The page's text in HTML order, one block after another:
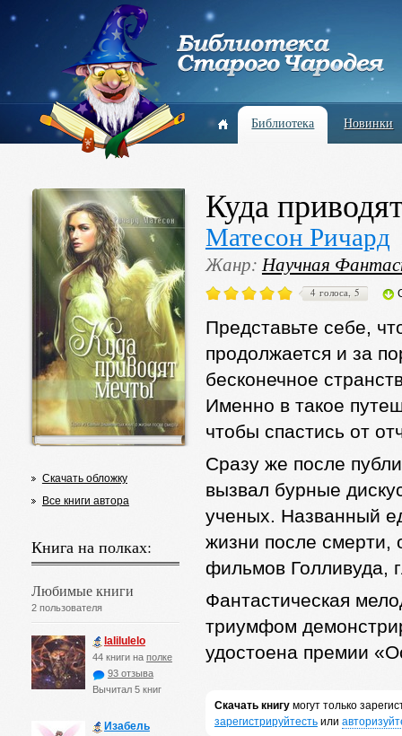
Библиотека Новинки
Скачать обложку
Все книги автора
Книга на полках:
Любимые книги
2 пользователя
lalilulelo
44 книги на полке
93 отзыва
Вычитал 5 книг
Изабель
Куда
Матесон Ричард
Жанр:Научная
4 голоса, 5
Представьте себе,
продолжается и за
бесконечное
Именно в такое
чтобы спастись от
Сразу же после
вызвал бурные
ученых. Названный
жизни после смерти,
фильмов Голливуда,
Фантастическая
триумфом
удостоена премии
Скачать книгумогут только
зарегистрируйтестьили